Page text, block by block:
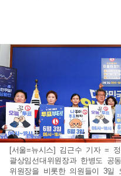
[서울=뉴시스] 김근수 기자 =
괄상임선대위원장과 한병도 공
위원장을 비롯한 의원들이 3일